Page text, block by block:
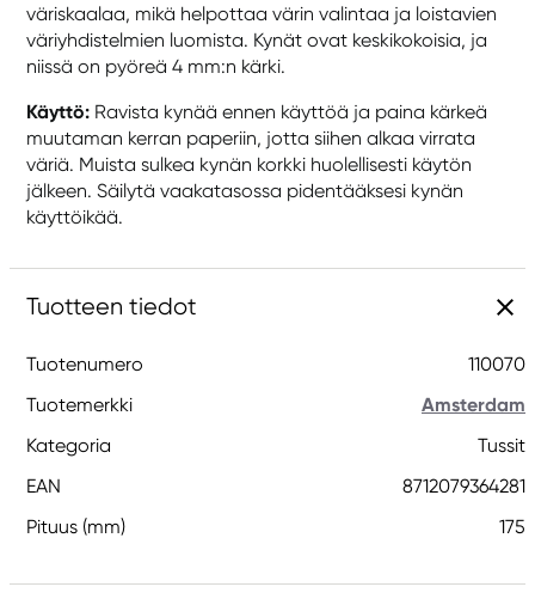
väriskaalaa, mikä helpottaa värin valintaa ja loistavien
väriyhdistelmien luomista. Kynät ovat keskikokoisia, ja
niissä on pyöreä 4 mm:n kärki.
Käyttö: Ravista kynää ennen käyttöä ja paina kärkeä
muutaman kerran paperiin, jotta siihen alkaa virrata
väriä. Muista sulkea kynän korkki huolellisesti käytön
jälkeen. Säilytä vaakatasossa pidentääksesi kynän
käyttöikää.
Tuotteen tiedot
Tuotenumero
110070
Tuotemerkki
Amsterdam
Kategoria
Tussit
EAN
8712079364281
Pituus (mm)
175